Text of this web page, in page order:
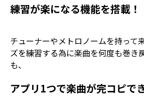
練習が楽になる機能を搭載！
チューナーやメトロノームを持って
ズを練習する為に楽曲を何度も巻き
も、
アプリ1つで楽曲が完コピで